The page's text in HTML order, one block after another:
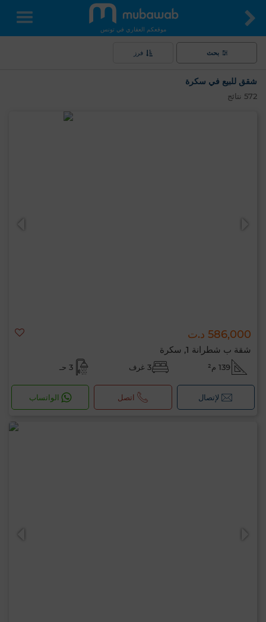
موقعكم العقاري في تونس
بحث فرز
شقق للبيع في سكرة
572 نتائج
586,000 د.ت
شقة ب شطرانة 1, سكرة
139 م² 3 غرف 3 حـ
لإتصال اتصل الواتساب